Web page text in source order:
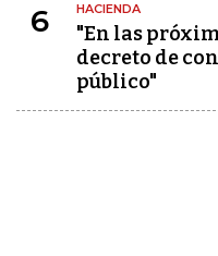
6 HACIENDA
"En las
decreto de
público"